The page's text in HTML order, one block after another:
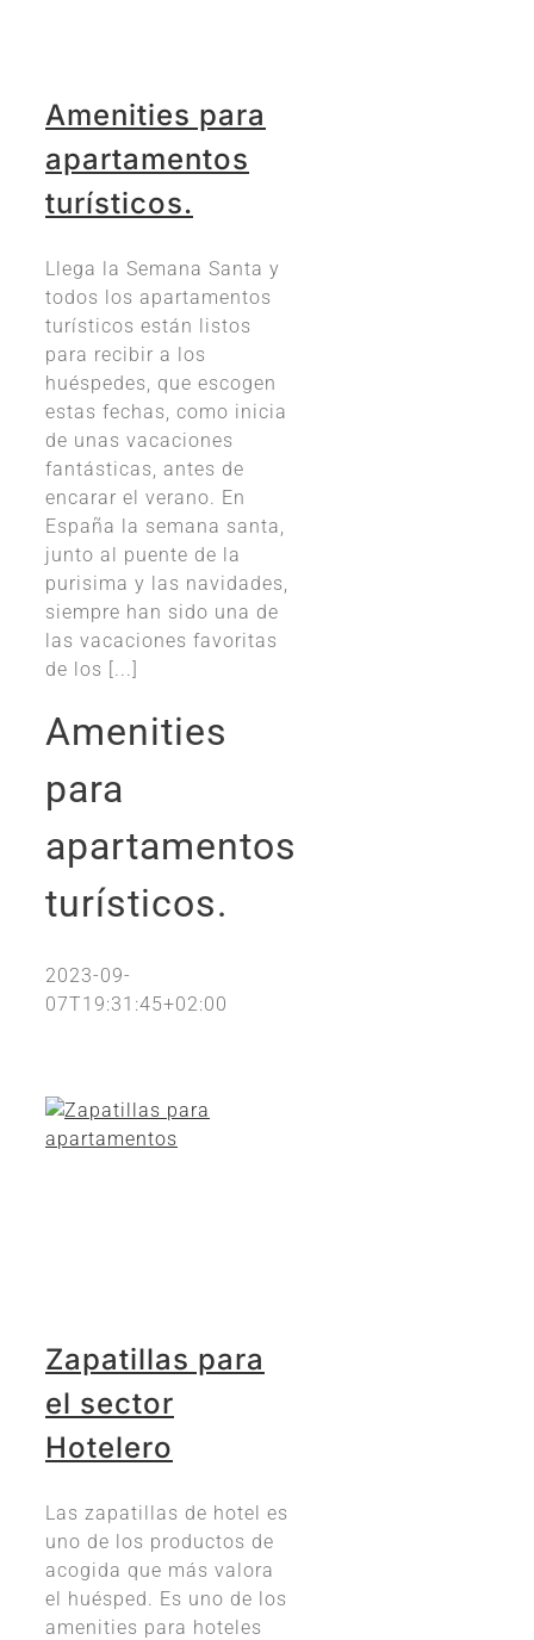
Amenities para
apartamentos
turísticos.
Llega la Semana Santa y
todos los apartamentos
turísticos están listos
para recibir a los
huéspedes, que escogen
estas fechas, como inicia
de unas vacaciones
fantásticas, antes de
encarar el verano. En
España la semana santa,
junto al puente de la
purisima y las navidades,
siempre han sido una de
las vacaciones favoritas
de los [...]
Amenities
para
apartamentos
turísticos.
2023-09-
07T19:31:45+02:00
Zapatillas para
el sector
Hotelero
Las zapatillas de hotel es
uno de los productos de
acogida que más valora
el huésped. Es uno de los
amenities para hoteles